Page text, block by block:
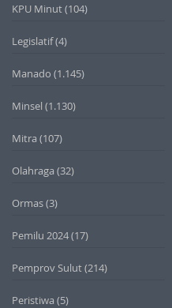
KPU Minut(104)
Legislatif(4)
Manado (1.145)
Minsel (1.130)
Mitra (107)
Olahraga (32)
Ormas(3)
Pemilu 2024(17)
Pemprov Sulut(214)
Peristiwa (5)